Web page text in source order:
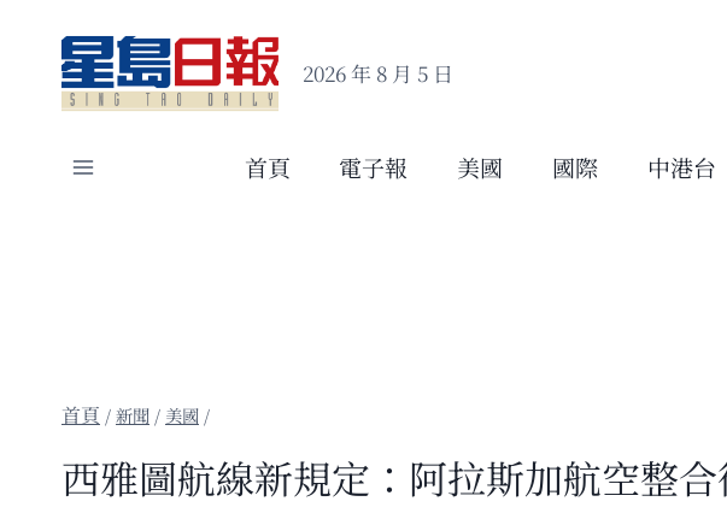
content
2026 年 8 月 5 日
首頁 電子報 美國 國際 中港台
/新聞 / 美國 /
西雅圖航線新規定：阿拉斯加航空整